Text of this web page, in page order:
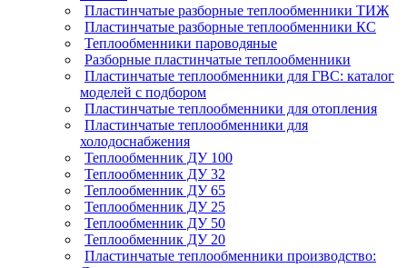
Пластинчатые разборные теплообменники ТИЖ
Пластинчатые разборные теплообменники КC
Теплообменники пароводяные
Разборные пластинчатые теплообменники
Пластинчатые теплообменники для ГВС: каталог
моделей с подбором
Пластинчатые теплообменники для отопления
Пластинчатые теплообменники для
холодоснабжения
Теплообменник ДУ 100
Теплообменник ДУ 32
Теплообменник ДУ 65
Теплообменник ДУ 25
Теплообменник ДУ 50
Теплообменник ДУ 20
Пластинчатые теплообменники производство: